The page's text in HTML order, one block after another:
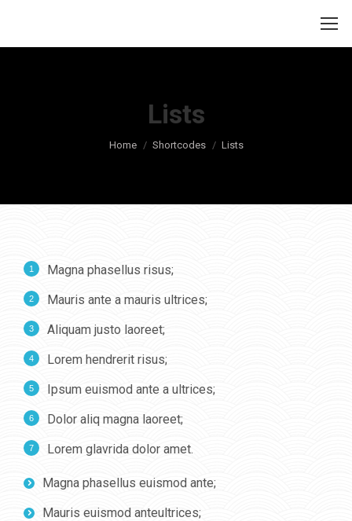
Lists
Je bent hier:
Home Shortcodes Lists
Magna phasellus risus;
Mauris ante a mauris ultrices;
Aliquam justo laoreet;
Lorem hendrerit risus;
Ipsum euismod ante a ultrices;
Dolor aliq magna laoreet;
Lorem glavrida dolor amet.
Magna phasellus euismod ante;
Mauris euismod anteultrices;